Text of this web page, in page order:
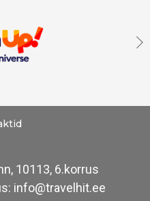
10113, 6.korrus
info@travelhit.ee